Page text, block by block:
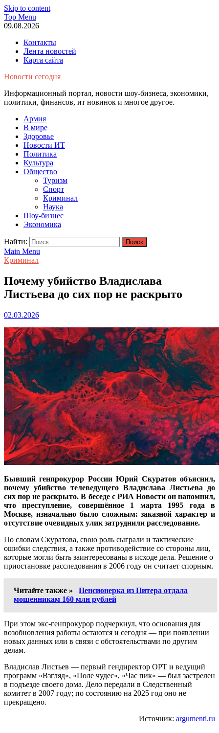
Skip to content
Top Menu
09.08.2026
Контакты
Лента новостей
Карта сайта
Новости сегодня
Информационный портал, новости шоу-бизнеса, экономики,
политики, финансов, ит новинок и многое другое.
Армия
В мире
Здоровье
Новости ИТ
Политика
Культура
Общество
Туризм
Спорт
Криминал
Наука
Шоу-бизнес
Экономика
Найти:
Main Menu
Криминал
Почему убийство Владислава
Листьева до сих пор не раскрыто
02.03.2026
Бывший генпрокурор России Юрий Скуратов объяснил,
почему убийство телеведущего Владислава Листьева до
сих пор не раскрыто. В беседе с РИА Новости он напомнил,
что преступление, совершённое 1 марта 1995 года в
Москве, изначально было сложным: заказной характер и
отсутствие очевидных улик затруднили расследование.
По словам Скуратова, свою роль сыграли и тактические
ошибки следствия, а также противодействие со стороны лиц,
которые могли быть заинтересованы в исходе дела. Решение о
приостановке расследования в 2006 году он считает спорным.
Читайте также »
Пенсионерка из Питера отдала
мошенникам 160 млн рублей
При этом экс-генпрокурор подчеркнул, что основания для
возобновления работы остаются и сегодня — при появлении
новых данных или в связи с обстоятельствами по другим
делам.
Владислав Листьев — первый гендиректор ОРТ и ведущий
программ «Взгляд», «Поле чудес», «Час пик» — был застрелен
в подъезде своего дома. Дело передали в Следственный
комитет в 2007 году; по состоянию на 2025 год оно не
прекращено.
Источник: argumenti.ru